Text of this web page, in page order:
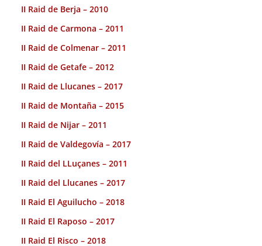
II Raid de Berja – 2010
II Raid de Carmona – 2011
II Raid de Colmenar – 2011
II Raid de Getafe – 2012
II Raid de Llucanes – 2017
II Raid de Montaña – 2015
II Raid de Nijar – 2011
II Raid de Valdegovía – 2017
II Raid del LLuçanes – 2011
II Raid del Llucanes – 2017
II Raid El Aguilucho – 2018
II Raid El Raposo – 2017
II Raid El Risco – 2018